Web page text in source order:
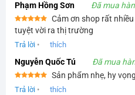
Phạm Hồng Sơn Đã mua
Được xếp
hạng5 5
sao
Cảm ơn shop rất
tuyệt vời ra thị trường
Trả lời • thích
Nguyễn Quốc Tú Đã mua
Được xếp
hạng55
Sản phẩm nhẹ, hy
Trả lời • thích